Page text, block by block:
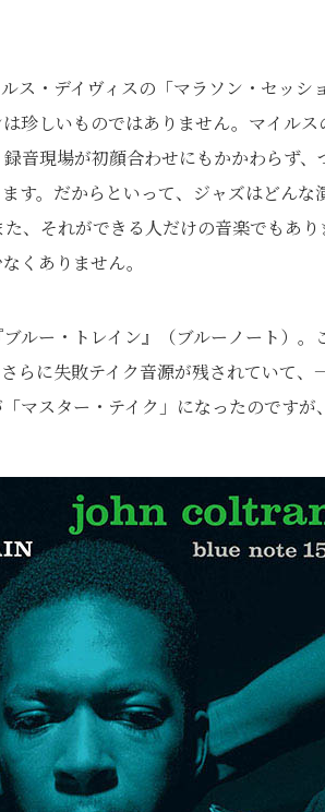
ス・デイヴィスの「マラソン・セッシ
珍しいものではありません。マイル
音現場が初顔合わせにもかかわらず
す。だからといって、ジャズはどんな
、それができる人だけの音楽でもあ
くありません。
ルー・トレイン』（ブルーノート）
らに失敗テイク音源が残されていて、
マスター・テイク」になったのです